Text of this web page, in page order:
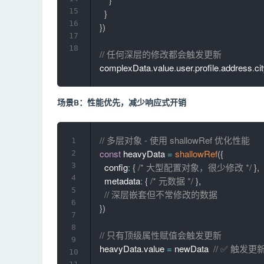
}
})
// 任何深层的修改都会触发更新
complexData.value.user.profile.address.
15
16
17
18
场景B：性能优先，减少响应式开销
// 多层对象 - 使用 shallowRef 优化性能
const heavyData = shallowRef({
  config
: { /* 大型配置对象，很少修改 */},
  metadata
: { /* 元数据 */},
// 深层嵌套但不常修改的数据
})
// 只有顶级属性赋值会触发更新
heavyData.value = newData // ✅ 触发更
1
2
3
4
5
6
7
8
9
10